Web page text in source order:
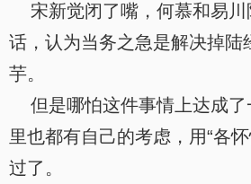
宋新觉闭了嘴，何慕和易川
话，认为当务之急是解决掉陆
芋。
但是哪怕这件事情上达成了
里也都有自己的考虑，用“各
过了。